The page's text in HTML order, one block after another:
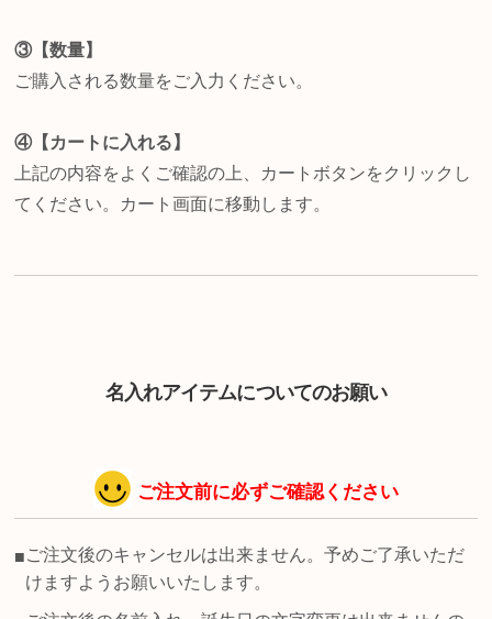
③【数量】
ご購入される数量をご入力ください。
④【カートに入れる】
上記の内容をよくご確認の上、カートボタンをクリックし
てください。カート画面に移動します。
名入れアイテムについてのお願い
ご注文前に必ずご確認ください
■ご注文後のキャンセルは出来ません。予めご了承いただ
けますようお願いいたします。